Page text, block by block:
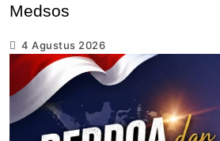
Medsos
4 Agustus 2026